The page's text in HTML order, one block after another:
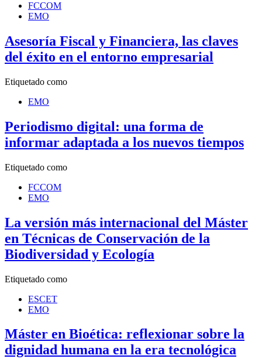
FCCOM
EMO
Asesoría Fiscal y Financiera, las claves
del éxito en el entorno empresarial
Etiquetado como
EMO
Periodismo digital: una forma de
informar adaptada a los nuevos tiempos
Etiquetado como
FCCOM
EMO
La versión más internacional del Máster
en Técnicas de Conservación de la
Biodiversidad y Ecología
Etiquetado como
ESCET
EMO
Máster en Bioética: reflexionar sobre la
dignidad humana en la era tecnológica